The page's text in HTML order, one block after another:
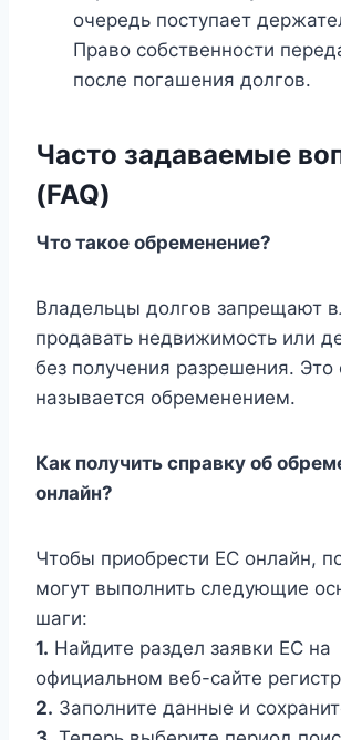
очередь поступает
Право собственности
после погашения долгов.
Часто задаваемые
(FAQ)
Что такое обременение?
Владельцы долгов запрещают
продавать недвижимость или
без получения разрешения. Это
называется обременением.
Как получить справку об
онлайн?
Чтобы приобрести EC онлайн,
могут выполнить следующие
шаги:
1. Найдите раздел заявки ЕС на
официальном веб-сайте
2. Заполните данные и